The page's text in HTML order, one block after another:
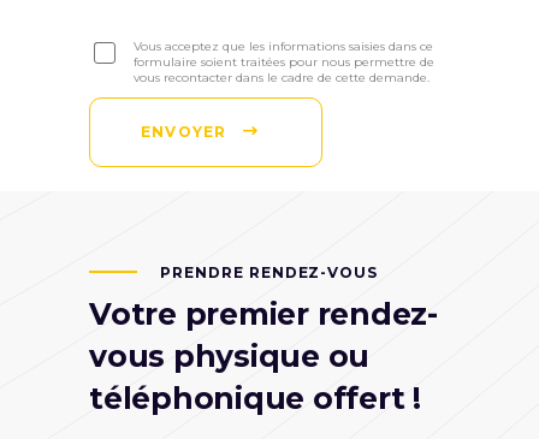
Vous acceptez que les informations saisies dans ce
formulaire soient traitées pour nous permettre de
vous recontacter dans le cadre de cette demande.
ENVOYER
PRENDRE RENDEZ-VOUS
Votre premier rendez-
vous physique ou
téléphonique offert !